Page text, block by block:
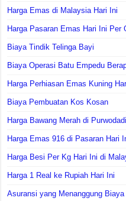
Harga Emas di Malaysia Hari Ini
Harga Pasaran Emas Hari Ini Per
Biaya Tindik Telinga Bayi
Biaya Operasi Batu Empedu
Harga Perhiasan Emas Kuning
Biaya Pembuatan Kos Kosan
Harga Bawang Merah di
Harga Emas 916 di Pasaran Hari
Harga Besi Per Kg Hari Ini di
Harga 1 Real ke Rupiah Hari Ini
Asuransi yang Menanggung